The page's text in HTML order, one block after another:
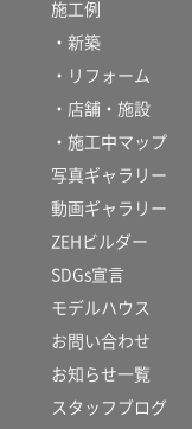
施工例
・新築
・リフォーム
・店舗・施設
・施工中マップ
写真ギャラリー
動画ギャラリー
ZEHビルダー
SDGs宣言
モデルハウス
お問い合わせ
お知らせ一覧
スタッフブログ